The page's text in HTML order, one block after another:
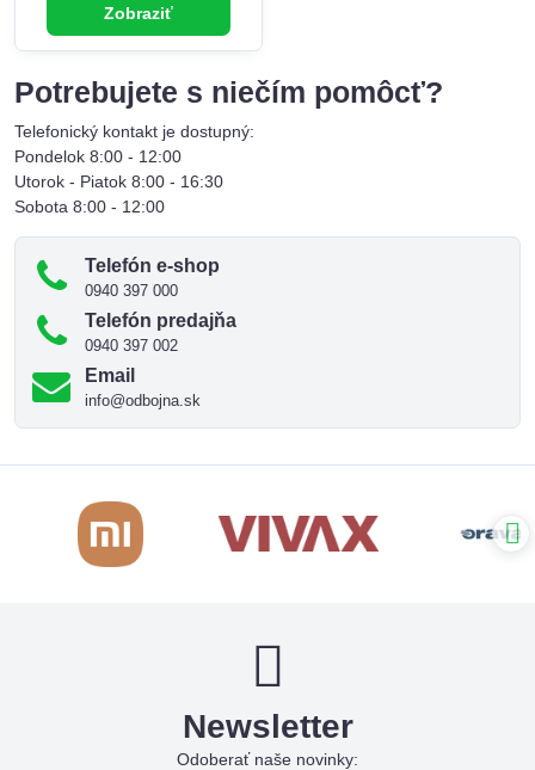
Zobraziť
Potrebujete s niečím pomôcť?
Telefonický kontakt je dostupný:
Pondelok 8:00 - 12:00
Utorok - Piatok 8:00 - 16:30
Sobota 8:00 - 12:00
Telefón e-shop
0940 397 000
Telefón predajňa
0940 397 002
Email
info@odbojna.sk
Newsletter
Odoberať naše novinky: